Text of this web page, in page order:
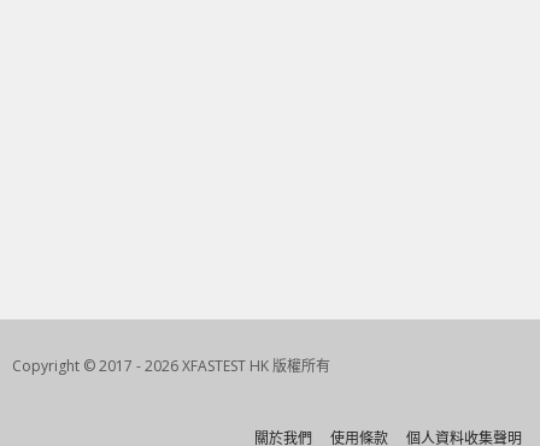
Copyright © 2017 - 2026 XFASTEST HK 版權所有
關於我們 使用條款 個人資料收集聲明